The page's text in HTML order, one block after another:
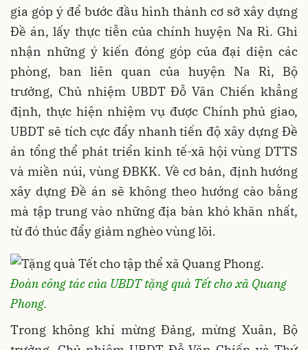
gia góp ý để bước đầu hình thành cơ sở xây dựng
Đề án, lấy thực tiễn của chính huyện Na Rì. Ghi
nhận những ý kiến đóng góp của đại diện các
phòng, ban liên quan của huyện Na Rì, Bộ
trưởng, Chủ nhiệm UBDT Đỗ Văn Chiến khẳng
định, thực hiện nhiệm vụ được Chính phủ giao,
UBDT sẽ tích cực đẩy nhanh tiến độ xây dựng Đề
án tổng thể phát triển kinh tế-xã hội vùng DTTS
và miền núi, vùng ĐBKK. Về cơ bản, định hướng
xây dựng Đề án sẽ không theo hướng cào bằng
mà tập trung vào những địa bàn khó khăn nhất,
từ đó thúc đẩy giảm nghèo vùng lõi.
Đoàn công tác của UBDT tặng quà Tết cho xã Quang
Phong.
Trong không khí mừng Đảng, mừng Xuân, Bộ